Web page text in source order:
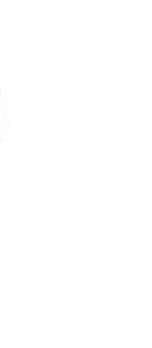
springen